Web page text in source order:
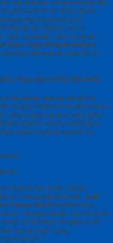
senantiasa menempatkan tali
jadi acsesoris utama pada
pascasarjana (s2)
kiri. Warna tassel
high (sepadan SMA) warna
Baju Toga Wisuda Nabire,
jadi warna sekolah itu
Papua Barat 0852-8008-4081
berlainan warna tasselnya,
sarjana bakal memakai warna
ada orang sarjana yang lulus
hukum warna tasselnya
hukum warna tasselnya
di topi toga , jubah
yang paling kental, Jual
Papua Baratdiantaranya
Kenapa jubah toga wisuda
di identikan dengan soal
warna putih yang
?.